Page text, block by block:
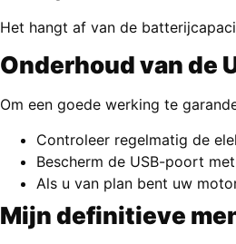
Het hangt af van de
Onderhoud van de
Om een goede werking te
Controleer regelmatig de
Bescherm de USB-poort
Als u van plan bent uw
Mijn definitieve